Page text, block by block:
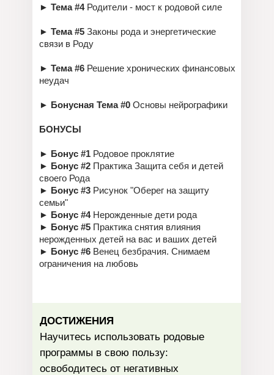
► Тема #4Родители - мост к родовой силе
► Тема #5 Законы рода и энергетические
связи в Роду
► Тема #6 Решение хронических финансовых
неудач
► Бонусная Тема #0 Основы нейрографики
БОНУСЫ
► Бонус #1 Родовое проклятие
► Бонус #2 Практика Защита себя и детей
своего Рода
► Бонус #3 Рисунок "Оберег на защиту
семьи"
► Бонус #4 Нерожденные дети рода
► Бонус #5 Практика снятия влияния
нерожденных детей на вас и ваших детей
► Бонус #6 Венец безбрачия. Снимаем
ограничения на любовь
ДОСТИЖЕНИЯ
Научитесь использовать родовые
программы в свою пользу:
освободитесь от негативных